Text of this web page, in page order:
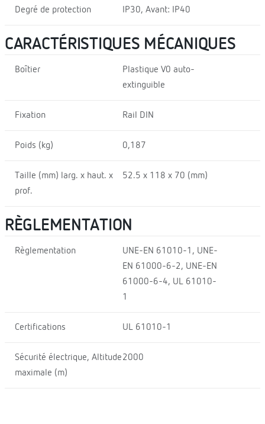
Degré de protection IP30, Avant: IP40
CARACTÉRISTIQUES MÉCANIQUES
Boîtier
Plastique V0 auto-
extinguible
Fixation Rail DIN
Poids (kg) 0,187
Taille (mm) larg. x haut. x
prof.
52.5 x 118 x 70 (mm)
RÈGLEMENTATION
Règlementation
UNE-EN 61010-1, UNE-
EN 61000-6-2, UNE-EN
61000-6-4, UL 61010-
1
Certifications UL 61010-1
Sécurité électrique, Altitude
maximale (m)
2000